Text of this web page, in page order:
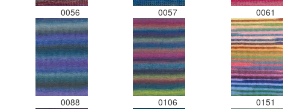
0056 0057 0061
0088 0106 0151